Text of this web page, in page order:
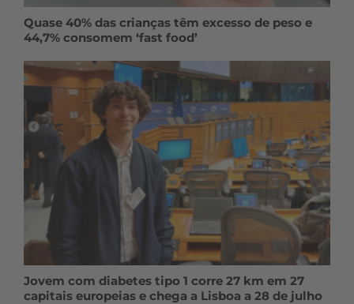
Quase 40% das crianças têm excesso de peso e
44,7% consomem ‘fast food’
Jovem com diabetes tipo 1 corre 27 km em 27
capitais europeias e chega a Lisboa a 28 de julho